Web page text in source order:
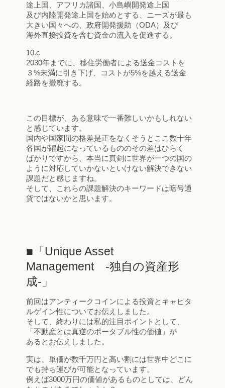
途上国、アフリカ諸国、小島嶼開発途上国
及び内陸開発途上国を始めとする、ニーズが最も
大きい国々への、政府開発援助（ODA）及び
海外直接投資を含む資金の流入を促進する。
10.c
2030年までに、移住労働者による送金コストを
３%未満に引き下げ、コストが5%を越える送金
経路を撤廃する。
この目標が、ある意味で一番難しいかもしれない
と感じています。
国内や国家間の格差是正をなくそうとここ数十年
各国が躍起になっているもののその差はひらく
ばかりですから、本当に真剣に世界が一つの国の
ように対応していかないといけない解決できない
課題だと感じますね。
そして、これらの課題解決のキーワードは暗号通
貨ではないかと思います。
■「Unique Asset
Management -独自の資産形
成-」
前回はアンティークコインによる投資とキャピタ
ルゲイン性についてお伝えしました。
そして、終わりには私的注目ポイントとして、
「不動産とは真逆のポータブル性の価値」が
あるとお伝えしました。
実は、単価が数千万円と高い割には世界中どこに
でも持ち運びが可能となっています。
例えば3000万円の価値があるものとしては、どん